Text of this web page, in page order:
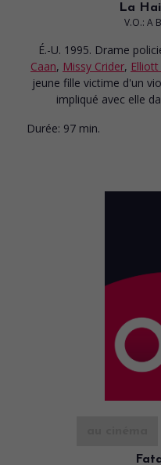
La
V.O.: A
É.-U. 1995. Drame
Caan, Missy Crider,
jeune fille victime d'un
impliqué avec elle
Durée: 97 min.